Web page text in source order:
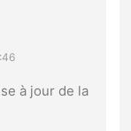
à jour de la